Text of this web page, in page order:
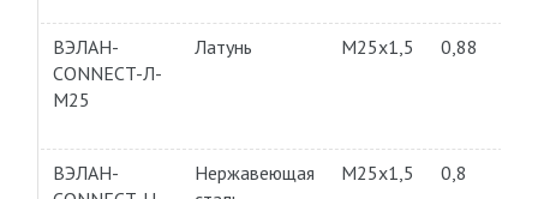
ВЭЛАН-
CONNECT-Л-
М25
Латунь M25x1,5 0,88
ВЭЛАН-
Нержавеющая
M25x1,5 0,8